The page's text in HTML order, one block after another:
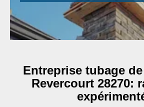
Entreprise tubage
Revercourt 28270: